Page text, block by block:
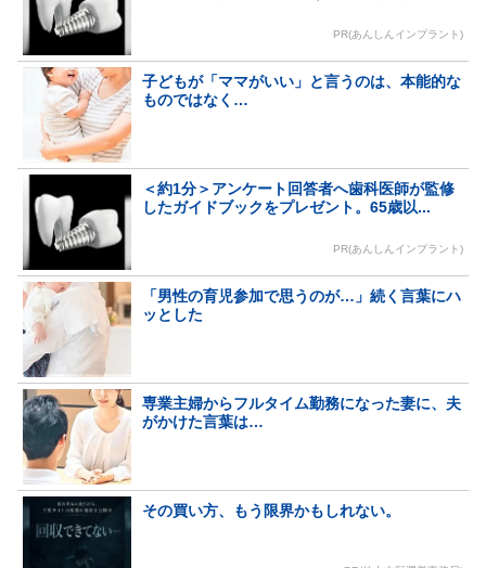
PR(あんしんインプラント)
子どもが「ママがいい」と言うのは、本能的な
ものではなく…
＜約1分＞アンケート回答者へ歯科医師が監修
したガイドブックをプレゼント。65歳以...
PR(あんしんインプラント)
「男性の育児参加で思うのが…」続く言葉にハ
ッとした
専業主婦からフルタイム勤務になった妻に、夫
がかけた言葉は…
その買い方、もう限界かもしれない。